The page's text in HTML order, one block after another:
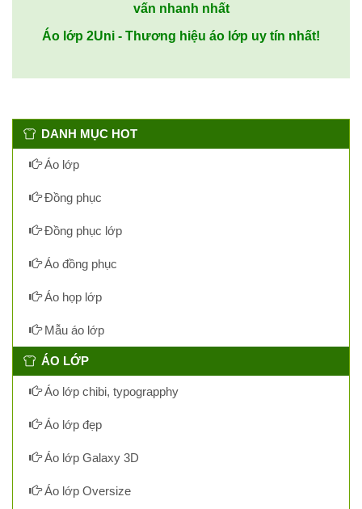
vấn nhanh nhất
Áo lớp 2Uni - Thương hiệu áo lớp uy tín nhất!
DANH MỤC HOT
Áo lớp
Đồng phục
Đồng phục lớp
Áo đồng phục
Áo họp lớp
Mẫu áo lớp
ÁO LỚP
Áo lớp chibi, typograpphy
Áo lớp đẹp
Áo lớp Galaxy 3D
Áo lớp Oversize